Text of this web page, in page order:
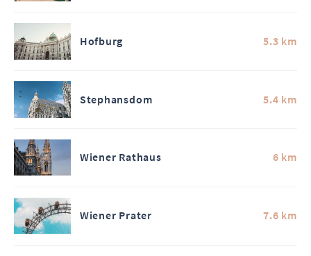
Hofburg 5.3 km
Stephansdom 5.4 km
Wiener Rathaus 6 km
Wiener Prater 7.6 km